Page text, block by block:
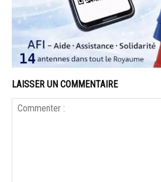
LAISSER UN COMMENTAIRE